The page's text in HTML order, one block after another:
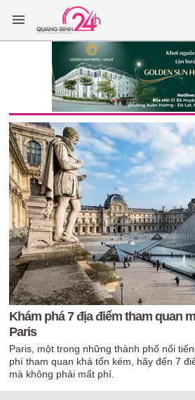
Khám phá 7 địa điểm tham quan
Paris
Paris, một trong những thành phố nổi
phí tham quan khá tốn kém, hãy đến 7
mà không phải mất phí.